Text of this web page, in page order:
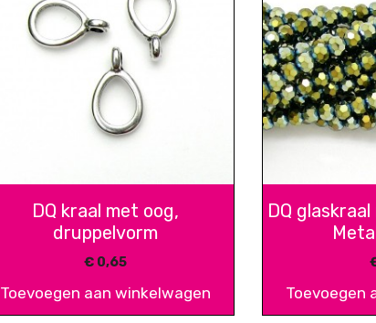
DQ kraal met oog,
druppelvorm
€ 0,65
Toevoegen aan winkelwagen
DQ
Toevoegen